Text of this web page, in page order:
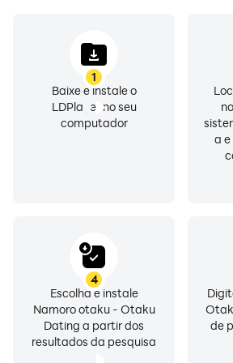
Espera, O QUE VOCÊ DISSE?
Um “Super Match” permite que
alguém sem esperar que essa
mas é preciso ter cuidado e usar
sabedoria, pois é um recurso
CONTA GRATIS
Estes são os benefícios com sua
* Adicione até cinco fotos à sua
* Encontre usuários em sua área.
1
Baixe e instale o
LDPlayer no seu
computador
a
de
4
Escolha e instale
Namoro otaku - Otaku
Dating a partir dos
resultados da pesquisa